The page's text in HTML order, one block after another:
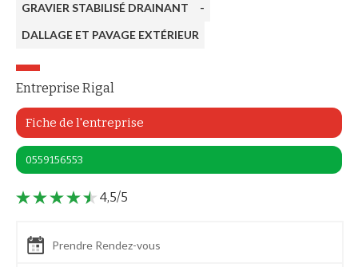
GRAVIER STABILISÉ DRAINANT
-
DALLAGE ET PAVAGE EXTÉRIEUR
Entreprise Rigal
Fiche de l'entreprise
0559156553
4,5/5
Prendre Rendez-vous